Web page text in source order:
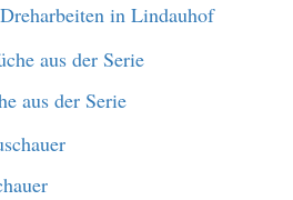
in Lindauhof
aus der Serie